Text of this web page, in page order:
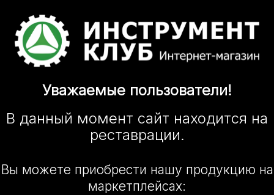
Уважаемые пользователи!
В данный момент сайт находится на
реставрации.
Вы можете приобрести нашу продукцию на
маркетплейсах: